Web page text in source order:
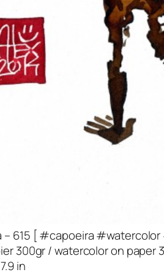
– 615 [ #capoeira
300gr / watercolor on paper
in